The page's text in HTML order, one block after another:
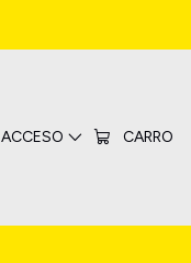
ACCESO CARRO